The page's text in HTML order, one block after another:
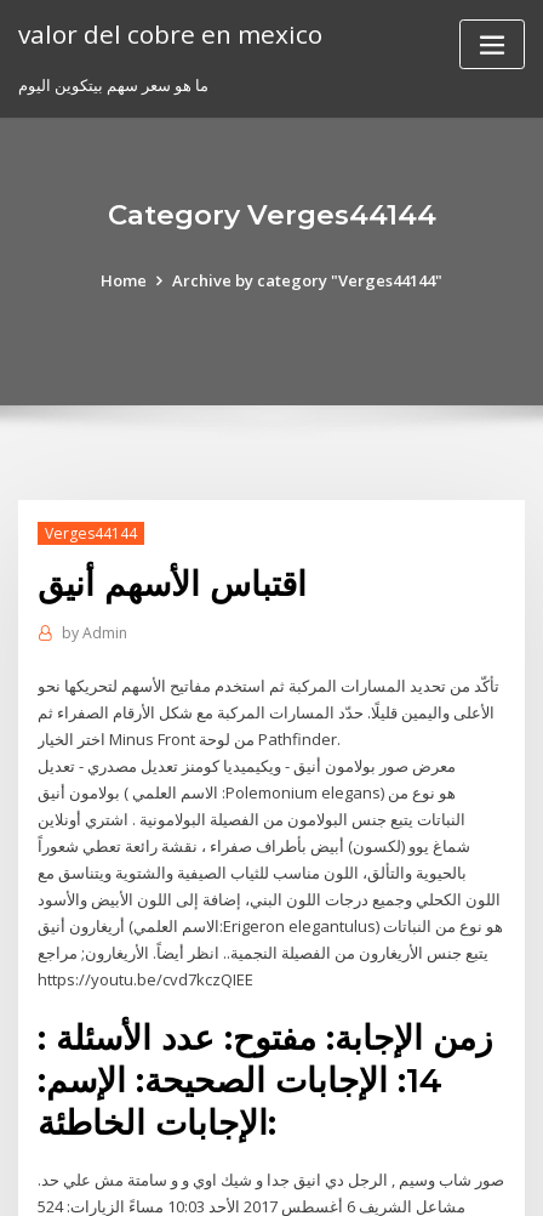
valor del cobre en mexico
ما هو سعر سهم بيتكوين اليوم
Category Verges44144
Home Archive by category "Verges44144"
Verges44144
اقتباس الأسهم أنيق
byAdmin
تأكّد من تحديد المسارات المركبة ثم استخدم مفاتيح الأسهم لتحريكها نحو
الأعلى واليمين قليلًا. حدّد المسارات المركبة مع شكل الأرقام الصفراء ثم
اختر الخيار Minus Front من لوحة Pathfinder.
معرض صور بولامون أنيق - ويكيميديا كومنز تعديل مصدري - تعديل
بولامون أنيق ( الاسم العلمي :Polemonium elegans) هو نوع من
النباتات يتبع جنس البولامون من الفصيلة البولامونية . اشتري أونلاين
شماغ يوو (لكسون) أبيض بأطراف صفراء ، نقشة رائعة تعطي شعوراً
بالحيوية والتألق، اللون مناسب للثياب الصيفية والشتوية ويتناسق مع
اللون الكحلي وجميع درجات اللون البني، إضافة إلى اللون الأبيض والأسود
أريغارون أنيق (الاسم العلمي:Erigeron elegantulus) هو نوع من النباتات
يتبع جنس الأريغارون من الفصيلة النجمية.. انظر أيضاً. الأريغارون; مراجع
https://youtu.be/cvd7kczQIEE
زمن الإجابة: مفتوح: عدد الأسئلة :
14: الإجابات الصحيحة: الإسم:
الإجابات الخاطئة:
صور شاب وسيم , الرجل دي انيق جدا و شيك اوي و و سامتة مش علي حد.
مشاعل الشريف 6 أغسطس 2017 الأحد 10:03 مساءً الزيارات: 524